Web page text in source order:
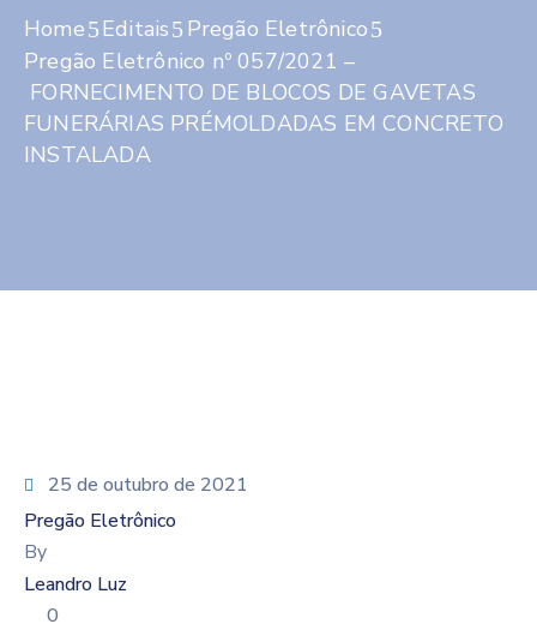
Home Editais
Pregão Eletrônico
Pregão Eletrônico nº 057/2021 –
FORNECIMENTO DE BLOCOS DE GAVETAS
FUNERÁRIAS PRÉMOLDADAS EM CONCRETO
INSTALADA
25 de outubro de 2021
Pregão Eletrônico
By
Leandro Luz
0